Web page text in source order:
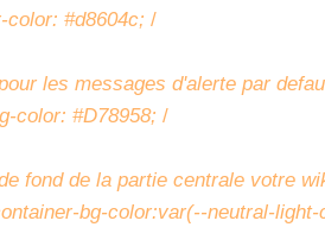
color: #d8604c; /
les messages d'alerte par
color: #D78958; /
fond de la partie centrale votre
bg-color:var(--neutral-light-